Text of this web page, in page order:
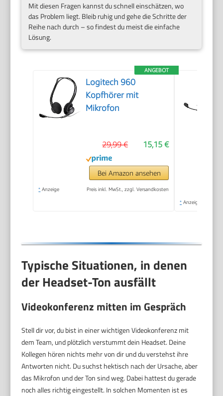
Mit diesen Fragen kannst du schnell einschätzen, wo
das Problem liegt. Bleib ruhig und gehe die Schritte der
Reihe nach durch – so findest du meist die einfache
Lösung.
ANGEBOT
Logitech 960
Kopfhörer mit
Mikrofon
15,15 €
29,99 €
Bei Amazon ansehen
* Anzeige Preis inkl. MwSt., zzgl. Versandkosten
* Anzeige
Typische Situationen, in denen
der Headset-Ton ausfällt
Videokonferenz mitten im Gespräch
Stell dir vor, du bist in einer wichtigen Videokonferenz mit
dem Team, und plötzlich verstummt dein Headset. Deine
Kollegen hören nichts mehr von dir und du verstehst ihre
Antworten nicht. Du suchst hektisch nach der Ursache, aber
das Mikrofon und der Ton sind weg. Dabei hattest du gerade
noch alles richtig eingestellt. In solchen Momenten ist es